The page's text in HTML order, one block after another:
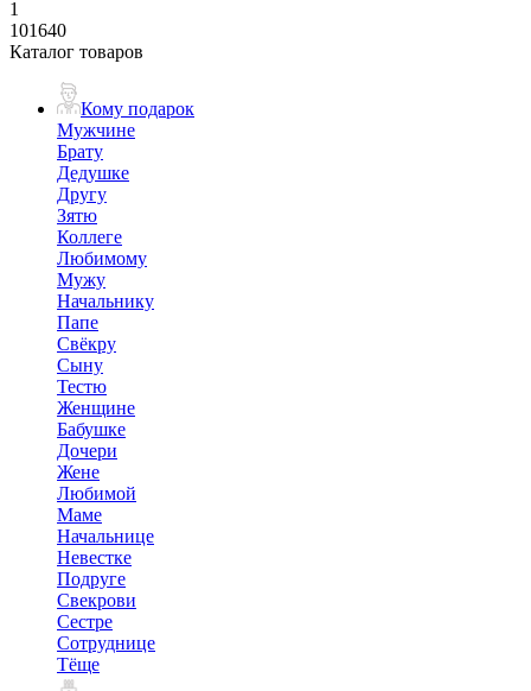
1
101640
Каталог товаров
Кому подарок
Мужчине
Брату
Дедушке
Другу
Зятю
Коллеге
Любимому
Мужу
Начальнику
Папе
Свёкру
Сыну
Тестю
Женщине
Бабушке
Дочери
Жене
Любимой
Маме
Начальнице
Невестке
Подруге
Свекрови
Сестре
Сотруднице
Тёще